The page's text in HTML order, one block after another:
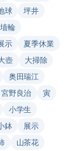
球
坪井
埴輪
示
夏季休業
壺
大掃除
奥田瑞江
宮野良治
寅
小学生
鉢
展示
山茶花